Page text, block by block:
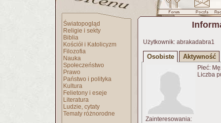
Światopogląd
Religie i sekty
Biblia
Kościół i Katolicyzm
Filozofia
Nauka
Społeczeństwo
Prawo
Państwo i polityka
Kultura
Felietony i eseje
Literatura
Ludzie, cytaty
Tematy różnorodne
Użytkownik: abrakadabra1
Osobiste Aktywność
Płeć:
Liczba
Zainteresowania: